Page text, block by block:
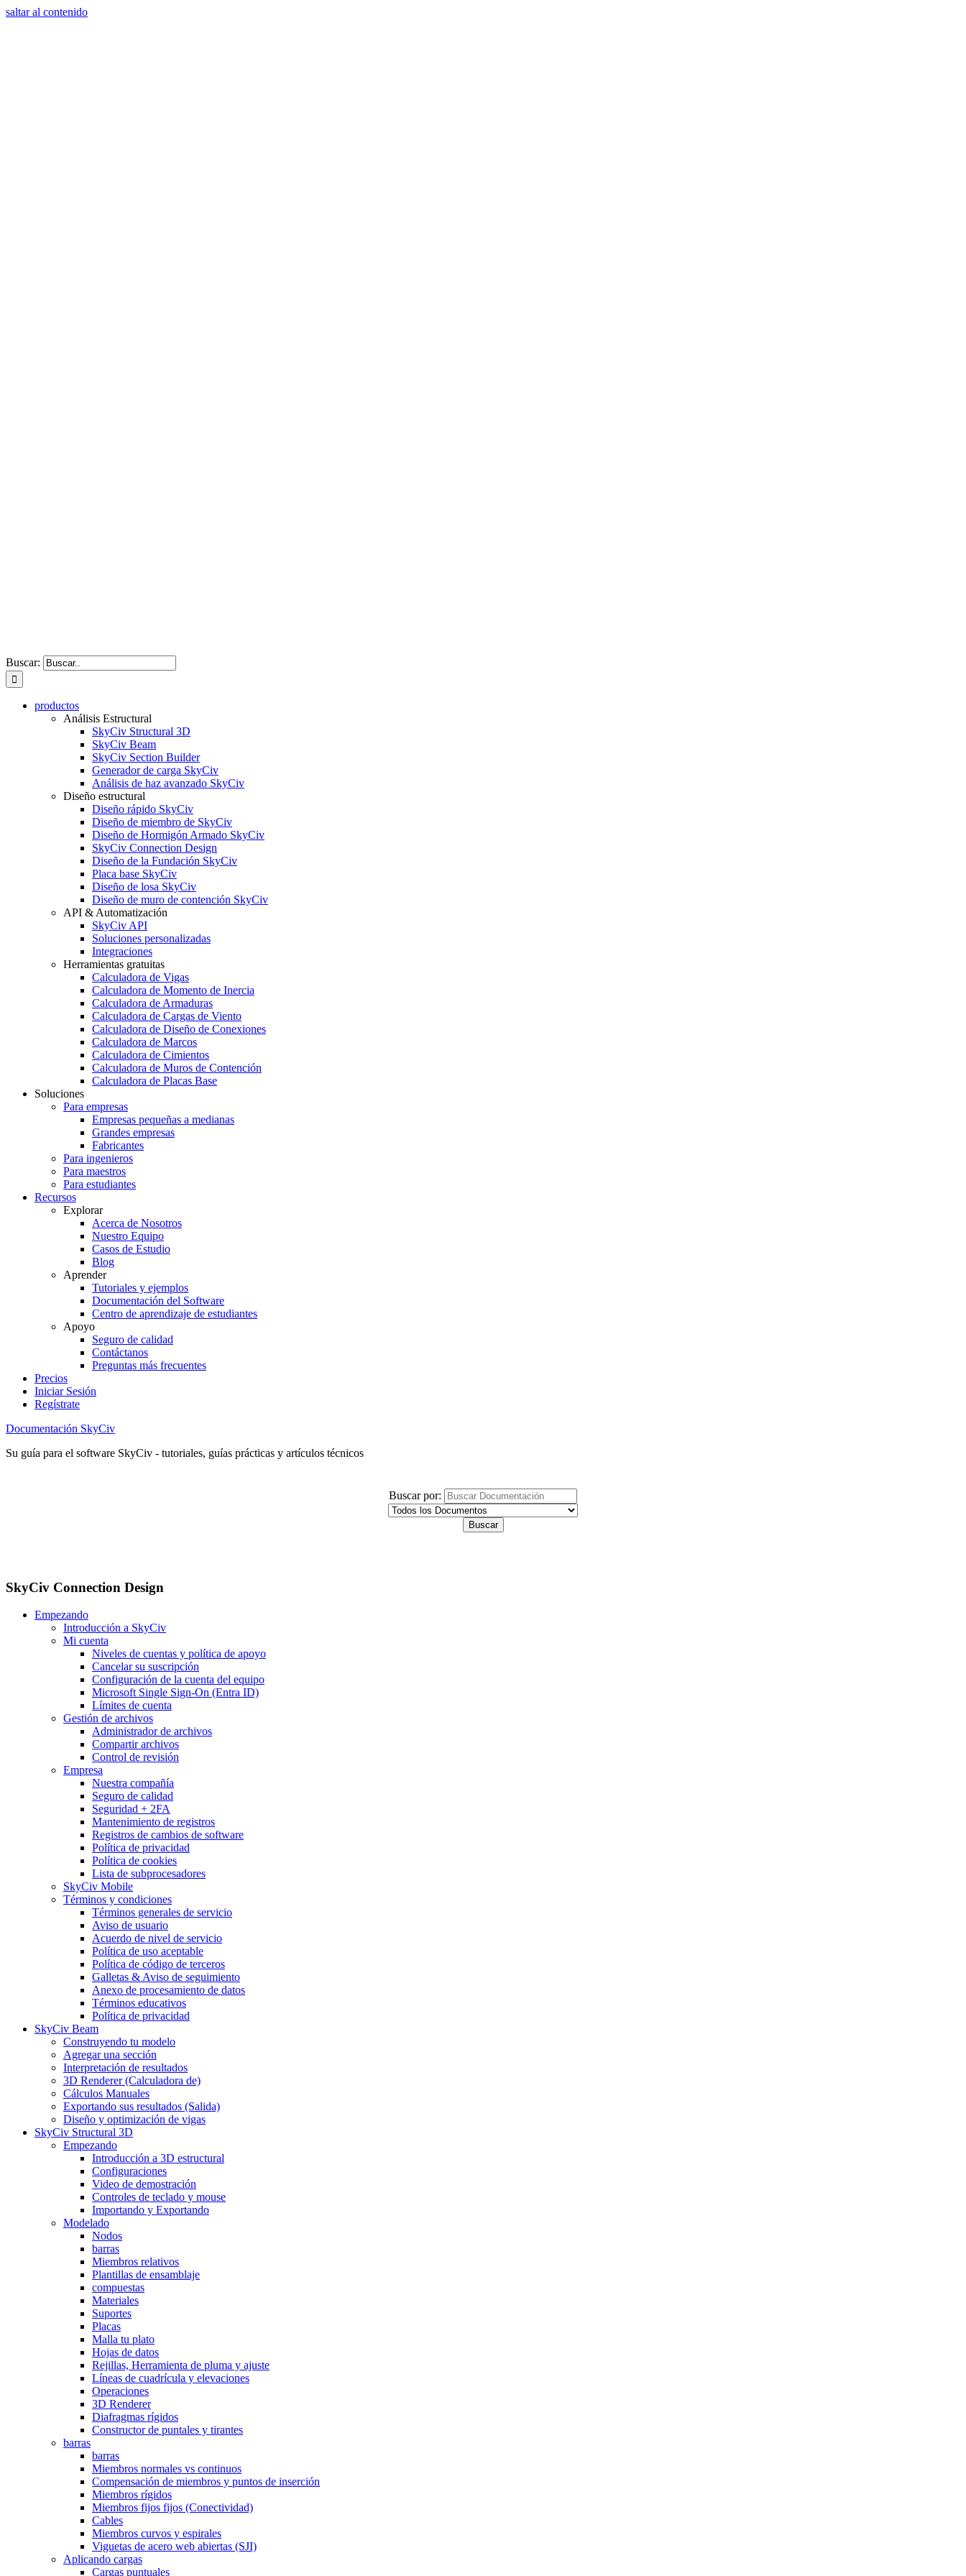
saltar al contenido
Buscar:
productos
Análisis Estructural
SkyCiv Structural 3D
SkyCiv Beam
SkyCiv Section Builder
Generador de carga SkyCiv
Análisis de haz avanzado SkyCiv
Diseño estructural
Diseño rápido SkyCiv
Diseño de miembro de SkyCiv
Diseño de Hormigón Armado SkyCiv
SkyCiv Connection Design
Diseño de la Fundación SkyCiv
Placa base SkyCiv
Diseño de losa SkyCiv
Diseño de muro de contención SkyCiv
API & Automatización
SkyCiv API
Soluciones personalizadas
Integraciones
Herramientas gratuitas
Calculadora de Vigas
Calculadora de Momento de Inercia
Calculadora de Armaduras
Calculadora de Cargas de Viento
Calculadora de Diseño de Conexiones
Calculadora de Marcos
Calculadora de Cimientos
Calculadora de Muros de Contención
Calculadora de Placas Base
Soluciones
Para empresas
Empresas pequeñas a medianas
Grandes empresas
Fabricantes
Para ingenieros
Para maestros
Para estudiantes
Recursos
Explorar
Acerca de Nosotros
Nuestro Equipo
Casos de Estudio
Blog
Aprender
Tutoriales y ejemplos
Documentación del Software
Centro de aprendizaje de estudiantes
Apoyo
Seguro de calidad
Contáctanos
Preguntas más frecuentes
Precios
Iniciar Sesión
Regístrate
Documentación SkyCiv
Su guía para el software SkyCiv - tutoriales, guías prácticas y artículos técnicos
Buscar por:
SkyCiv Connection Design
Empezando
Introducción a SkyCiv
Mi cuenta
Niveles de cuentas y política de apoyo
Cancelar su suscripción
Configuración de la cuenta del equipo
Microsoft Single Sign-On (Entra ID)
Límites de cuenta
Gestión de archivos
Administrador de archivos
Compartir archivos
Control de revisión
Empresa
Nuestra compañía
Seguro de calidad
Seguridad + 2FA
Mantenimiento de registros
Registros de cambios de software
Política de privacidad
Política de cookies
Lista de subprocesadores
SkyCiv Mobile
Términos y condiciones
Términos generales de servicio
Aviso de usuario
Acuerdo de nivel de servicio
Política de uso aceptable
Política de código de terceros
Galletas & Aviso de seguimiento
Anexo de procesamiento de datos
Términos educativos
Política de privacidad
SkyCiv Beam
Construyendo tu modelo
Agregar una sección
Interpretación de resultados
3D Renderer (Calculadora de)
Cálculos Manuales
Exportando sus resultados (Salida)
Diseño y optimización de vigas
SkyCiv Structural 3D
Empezando
Introducción a 3D estructural
Configuraciones
Video de demostración
Controles de teclado y mouse
Importando y Exportando
Modelado
Nodos
barras
Miembros relativos
Plantillas de ensamblaje
compuestas
Materiales
Suportes
Placas
Malla tu plato
Hojas de datos
Rejillas, Herramienta de pluma y ajuste
Líneas de cuadrícula y elevaciones
Operaciones
3D Renderer
Diafragmas rígidos
Constructor de puntales y tirantes
barras
barras
Miembros normales vs continuos
Compensación de miembros y puntos de inserción
Miembros rígidos
Miembros fijos fijos (Conectividad)
Cables
Miembros curvos y espirales
Viguetas de acero web abiertas (SJI)
Aplicando cargas
Cargas puntuales